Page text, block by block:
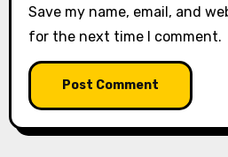
Save my name, email, and
for the next time I comment.